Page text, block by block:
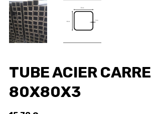
TUBE ACIER CARRE
80X80X3